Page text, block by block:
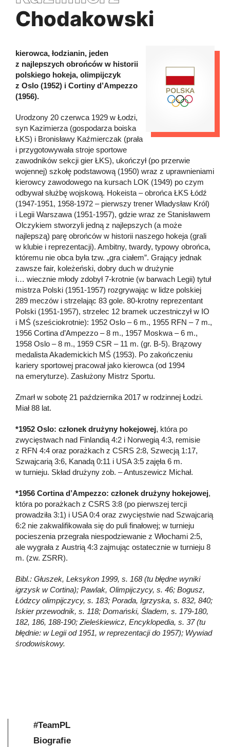
Chodakowski
kierowca, łodzianin, jeden
z najlepszych obrońców w historii
polskiego hokeja, olimpijczyk
z Oslo (1952) i Cortiny d’Ampezzo
(1956).
Urodzony 20 czerwca 1929 w Łodzi,
syn Kazimierza (gospodarza boiska
ŁKS) i Bronisławy Kaźmierczak (prała
i przygotowywała stroje sportowe
zawodników sekcji gier ŁKS), ukończył (po przerwie
wojennej) szkołę podstawową (1950) wraz z uprawnieniami
kierowcy zawodowego na kursach LOK (1949) po czym
odbywał służbę wojskową. Hokeista – obrońca ŁKS Łódź
(1947-1951, 1958-1972 – pierwszy trener Władysław Król)
i Legii Warszawa (1951-1957), gdzie wraz ze Stanisławem
Olczykiem stworzyli jedną z najlepszych (a może
najlepszą) parę obrońców w historii naszego hokeja (grali
w klubie i reprezentacji). Ambitny, twardy, typowy obrońca,
któremu nie obca była tzw. „gra ciałem”. Grający jednak
zawsze fair, koleżeński, dobry duch w drużynie
i… wiecznie młody zdobył 7-krotnie (w barwach Legii) tytuł
mistrza Polski (1951-1957) rozgrywając w lidze polskiej
289 meczów i strzelając 83 gole. 80-krotny reprezentant
Polski (1951-1957), strzelec 12 bramek uczestniczył w IO
i MŚ (sześciokrotnie): 1952 Oslo – 6 m., 1955 RFN – 7 m.,
1956 Cortina d’Ampezzo – 8 m., 1957 Moskwa – 6 m.,
1958 Oslo – 8 m., 1959 CSR – 11 m. (gr. B-5). Brązowy
medalista Akademickich MŚ (1953). Po zakończeniu
kariery sportowej pracował jako kierowca (od 1994
na emeryturze). Zasłużony Mistrz Sportu.
Zmarł w sobotę 21 października 2017 w rodzinnej Łodzi.
Miał 88 lat.
*1952 Oslo: członek drużyny hokejowej, która po
zwycięstwach nad Finlandią 4:2 i Norwegią 4:3, remisie
z RFN 4:4 oraz porażkach z CSRS 2:8, Szwecją 1:17,
Szwajcarią 3:6, Kanadą 0:11 i USA 3:5 zajęła 6 m.
w turnieju. Skład drużyny zob. – Antuszewicz Michał.
*1956 Cortina d’Ampezzo: członek drużyny hokejowej,
która po porażkach z CSRS 3:8 (po pierwszej tercji
prowadziła 3:1) i USA 0:4 oraz zwycięstwie nad Szwajcarią
6:2 nie zakwalifikowała się do puli finałowej; w turnieju
pocieszenia przegrała niespodziewanie z Włochami 2:5,
ale wygrała z Austrią 4:3 zajmując ostatecznie w turnieju 8
m. (zw. ZSRR).
Bibl.: Głuszek, Leksykon 1999, s. 168 (tu błędne wyniki
igrzysk w Cortina); Pawlak, Olimpijczycy, s. 46; Bogusz,
Łódzcy olimpijczycy, s. 183; Porada, Igrzyska, s. 832, 840;
Iskier przewodnik, s. 118; Domański, Śladem, s. 179-180,
182, 186, 188-190; Zieleśkiewicz, Encyklopedia, s. 37 (tu
błędnie: w Legii od 1951, w reprezentacji do 1957); Wywiad
środowiskowy.
#TeamPL
Biografie